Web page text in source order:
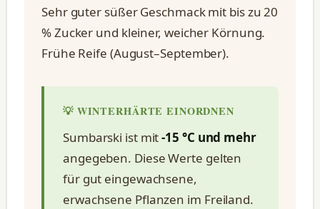
Sehr guter süßer Geschmack mit bis zu 20
% Zucker und kleiner, weicher Körnung.
Frühe Reife (August–September).
💡 WINTERHÄRTE EINORDNEN
Sumbarski ist mit-15 °C und mehr
angegeben. Diese Werte gelten
für gut eingewachsene,
erwachsene Pflanzen im Freiland.